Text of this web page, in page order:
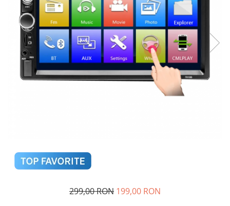
Navigatii Fiat
Navigatii Nissan
Navigatii Citroen
Navigatii Suzuki
Navigatii Mitsubishi
Navigatii Smart
Navigatii Chevrolet
Navigatii Honda299,00 RON 199,00 RON